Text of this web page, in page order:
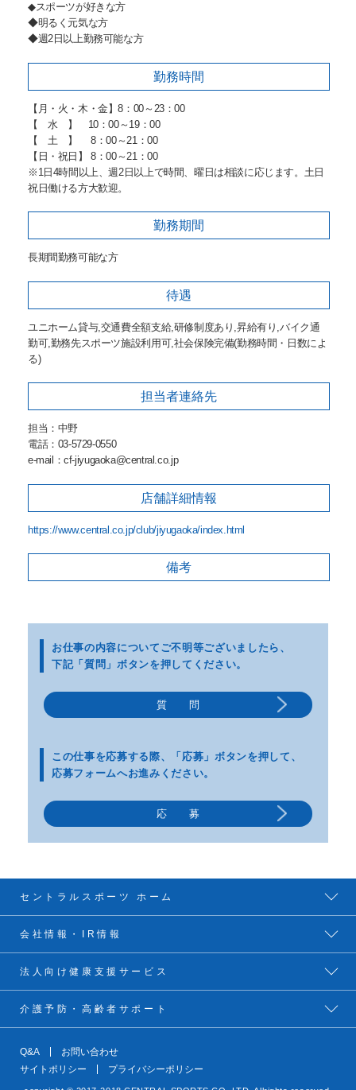
◆スポーツが好きな方
◆明るく元気な方
◆週2日以上勤務可能な方
勤務時間
【月・火・木・金】8：00～23：00
【 水 】 10：00～19：00
【 土 】 8：00～21：00
【日・祝日】 8：00～21：00
※1日4時間以上、週2日以上で時間、曜日は相談に応じます。土日
祝日働ける方大歓迎。
勤務期間
長期間勤務可能な方
待遇
ユニホーム貸与,交通費全額支給,研修制度あり,昇給有り,バイク通
勤可,勤務先スポーツ施設利用可,社会保険完備(勤務時間・日数によ
る)
担当者連絡先
担当：中野
電話：03-5729-0550
e-mail：cf-jiyugaoka@central.co.jp
店舗詳細情報
https://www.central.co.jp/club/jiyugaoka/index.html
備考
お仕事の内容についてご不明等ございましたら、
下記「質問」ボタンを押してください。
この仕事を応募する際、
「応募」ボタンを押して、
応募フォームへお進みください。
質 問
応 募
セントラルスポーツ ホーム
会社情報・IR情報
法人向け健康支援サービス
介護予防・高齢者サポート
Q&A
お問い合わせ
サイトポリシー
プライバシーポリシー